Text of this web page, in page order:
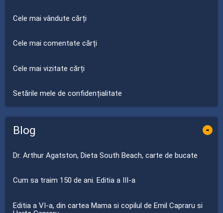
Cele mai vândute cărți
Cele mai comentate cărți
Cele mai vizitate cărți
Setările mele de confidențialitate
Blog -
Dr. Arthur Agatston, Dieta South Beach, carte de bucate
Cum sa traim 150 de ani. Editia a III-a
Editia a VI-a, din cartea Mama si copilul de Emil Capraru si